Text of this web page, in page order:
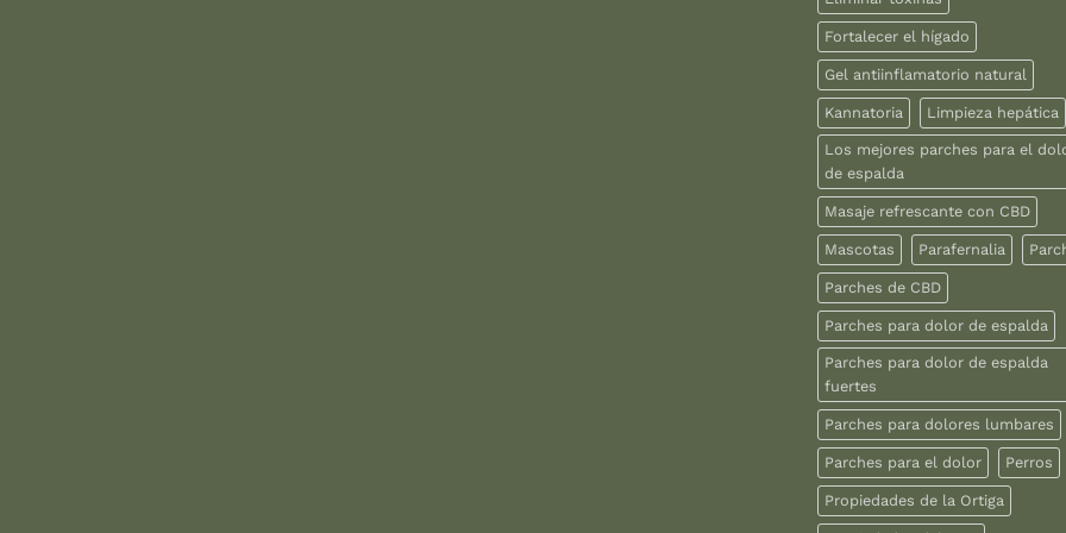
Fortalecer el hígado
Gel antiinflamatorio natural
Kannatoria Limpieza hepática
Los mejores parches para el
de espalda
Masaje refrescante con CBD
Mascotas Parafernalia
Parches de CBD
Parches para dolor de espalda
Parches para dolor de espalda
fuertes
Parches para dolores lumbares
Parches para el dolor Perros
Propiedades de la Ortiga